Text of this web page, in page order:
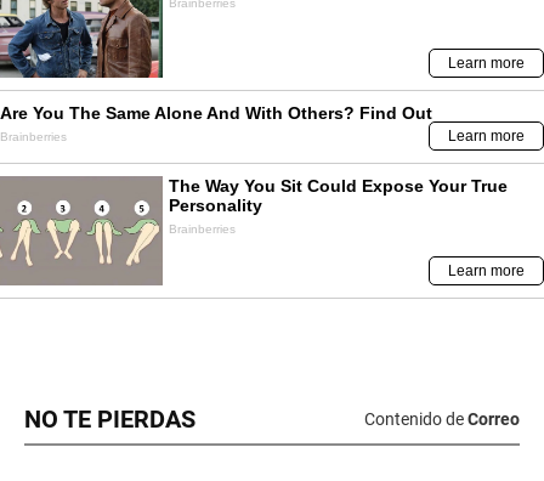
NO TE PIERDAS Contenido deCorreo